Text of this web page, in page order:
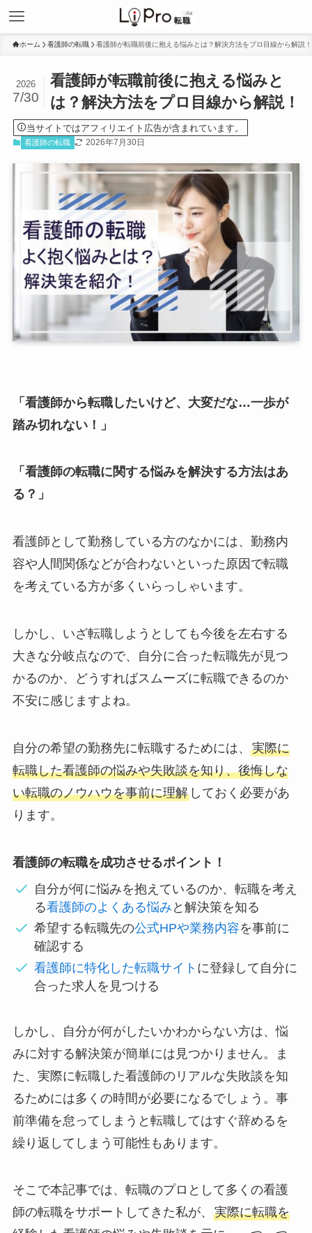
ホーム 看護師の転職 看護師が転職前後に抱える悩みとは？解決方法をプロ目線から解説！
看護師が転職前後に抱える悩みと
は？解決方法をプロ目線から解説！
2026
7/30
当サイトではアフィリエイト広告が含まれています。
看護師の転職 2026年7月30日
「看護師から転職したいけど、大変だな…一歩が
踏み切れない！」
「看護師の転職に関する悩みを解決する方法はあ
る？」
看護師として勤務している方のなかには、勤務内
容や人間関係などが合わないといった原因で転職
を考えている方が多くいらっしゃいます。
しかし、いざ転職しようとしても今後を左右する
大きな分岐点なので、自分に合った転職先が見つ
かるのか、どうすればスムーズに転職できるのか
不安に感じますよね。
自分の希望の勤務先に転職するためには、 実際に
転職した看護師の悩みや失敗談を知り、後悔しな
い転職のノウハウを事前に理解しておく必要があ
ります。
看護師の転職を成功させるポイント！
自分が何に悩みを抱えているのか、転職を考え
る看護師のよくある悩み と解決策を知る
希望する転職先の公式HPや業務内容を事前に
確認する
看護師に特化した転職サイト に登録して自分に
合った求人を見つける
しかし、自分が何がしたいかわからない方は、悩
みに対する解決策が簡単には見つかりません。ま
た、実際に転職した看護師のリアルな失敗談を知
るためには多くの時間が必要になるでしょう。事
前準備を怠ってしまうと転職してはすぐ辞めるを
繰り返してしまう可能性もあります。
そこで本記事では、転職のプロとして多くの看護
師の転職をサポートしてきた私が、 実際に転職を